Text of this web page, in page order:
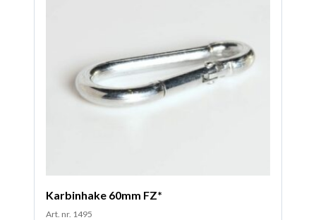
Karbinhake 60mm FZ*
Art. nr. 1495